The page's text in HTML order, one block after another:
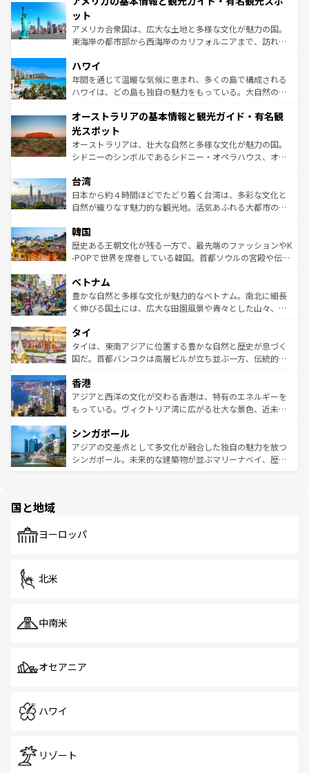
博物館もあり、アルプス観光だけでなく町歩きも満喫する
ことができる。国民の所得が高いため物価も高いが、旅行
者向けの交通パス提供のサービスもあり、うまく活用すれ
着のスイス情報は
ット
アメリカ合衆国は、広大な土地と多様な文化が魅力の国。
東海岸の都市部から西海岸のカリフォルニアまで、訪れる
のような巨大都市は、観光、ショッピング、エンターテイ
ンメントが詰まった刺激的なスポットだ。一方、アメリカ
西部には大自然が広がり、グランドキャニオンやイエロー
部のニューオーリンズでは、音楽と美食が融合した独特の
文化が魅力。旅行者はアメリカの各地域で異なる魅力を楽
しみながら、その多様性と豊かな歴史を感じることができ
るだろう。車でのロードトリップや列車の旅も、アメリカ
情報は
ハワイ
年間を通じて温暖な気候に恵まれ、多くの島で構成される
ハワイは、どの島も独自の魅力をもっている。大自然の神
ワイ島は見逃せない。また、定番の観光地といえばオアフ
島だが、静かな自然を求めるならマウイ島やカウアイ島が
おすすめ。エメラルドグリーンに輝く海をはじめ、豊かな
文化や歴史が息づいている。「アロハスピリット」と呼ば
人々、おいしいローカルフードやハワイアンミュージッ
ク、伝統的なフラダンスなど、すべてがハワイの魅力を彩
っている。訪れるたびに新しい発見と感動が待っているハ
はコンテンツ一覧
オーストラリアの基本情報と観光ガイド・有名観
光スポット
オーストラリアは、壮大な自然と多様な文化が魅力の国。
シドニーのシンボルであるシドニー・オペラハウス、オー
リアリーフや大陸中央部にそびえるウルル（エアーズロッ
ク）、タスマニアの美しい原生林やケアンズの熱帯雨林な
ど、見どころがたくさん。また、カフェやワイン、オージ
いる。アクティビティも充実しており、サーフィンやダイ
ビング、ハイキングなど、アウトドア好きにはたまらな
い。オーストラリアの多彩な魅力を存分に味わいつくそ
参照してほしい。
台湾
日本から約４時間ほどでたどり着く台湾は、多彩な文化と
自然が織りなす魅力的な観光地。活気あふれる大都市の台
ン）、静ひつな山岳地帯である台湾東部など、都市の喧騒
と山間の静けさが共存しており、訪れる人に新しい発見と
驚きをもたらしてくれる。また、奥深い台湾の食文化も魅
容にもいいと評判のスイーツなど、バラエティ豊かな料理
が味わえる。 なお、新着の台湾情報は コンテンツ一覧を参
照してほしい。
韓国
歴史ある王朝文化が残る一方で、最先端のファッションやK
-POPで世界を席巻している韓国。首都ソウルの宮殿や伝統
き、地方に足を延ばせば四季折々の自然美を楽しむことが
できる。そして、キムチや焼肉、絶品のストリートフード
まで、さまざまな韓国料理が待っている。夜には、韓国な
リティに包まれながら、韓国の多彩な魅力を心ゆくまで味
わってみてほしい。 なお、新着の韓国情報はコンテンツ一
覧を参照してほしい。
ベトナム
豊かな自然と多様な文化が魅力的なベトナム。南北に細長
く伸びる国土には、広大な田園風景や青々とした山々、世
急速な発展と共に伝統が息づく。ハノイの古い町並みやホ
ーチミン市のフランス統治時代の建物も、独特の雰囲気を
醸し出している。また、バラエティの豊かさとおいしさで
とつ。フォーやバインミー、ベトナムコーヒーなどは、ぜ
ひ現地で味わいたい。どの地域を訪れてもあたたかい人々
が旅行者を迎えてくれるので、きっと忘れられない旅にな
参照してほしい。
タイ
タイは、東南アジアに位置する豊かな自然と歴史が息づく
国だ。首都バンコクは高層ビルが立ち並ぶ一方、伝統的な
の活気が交差している。北部ではチェンマイなどの山岳地
帯で自然と触れ合い、南部ではプーケットやクラビの美し
いビーチでリゾート気分を楽しむことができる。タイ料理
激する。気候は一年中温暖で、どの季節にも異なる楽しみ
が待っている。親しみやすいタイの人々、仏教を中心とし
た文化、そして多様な観光資源が、訪れる旅人を魅了し続
香港
アジアと西洋の文化が交わる香港は、特有のエネルギーを
もっている。ヴィクトリア湾に広がる壮大な景色、近未来
み、どこを訪れても感動するはず。観光スポットが密集し
ており、効率よく見どころを回れるのも魅力。息をのむよ
うな絶景から文化的な体験まで、香港を存分に楽しみ尽く
シンガポール
アジアの交差点として多文化が融合した独自の魅力を放つ
シンガポール。未来的な建築物が並ぶマリーナベイ、歴史
で、ホーカーズは地元の風情を楽しめる外せないスポット
国と地域
ヨーロッパ
北米
中南米
オセアニア
ハワイ
リゾート